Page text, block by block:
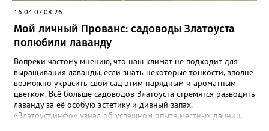
16:04 07.08.26
Мой личный Прованс: садоводы Златоуста
полюбили лаванду
Вопреки частому мнению, что наш климат не подходит для
выращивания лаванды, если знать некоторые тонкости, вполне
возможно украсить свой сад этим нарядным и ароматным
цветком. Всё больше садоводов Златоуста стремятся разводить
лаванду за её особую эстетику и дивный запах.
«Златоуст.инфо» узнал об успешном опыте местных дачниц.